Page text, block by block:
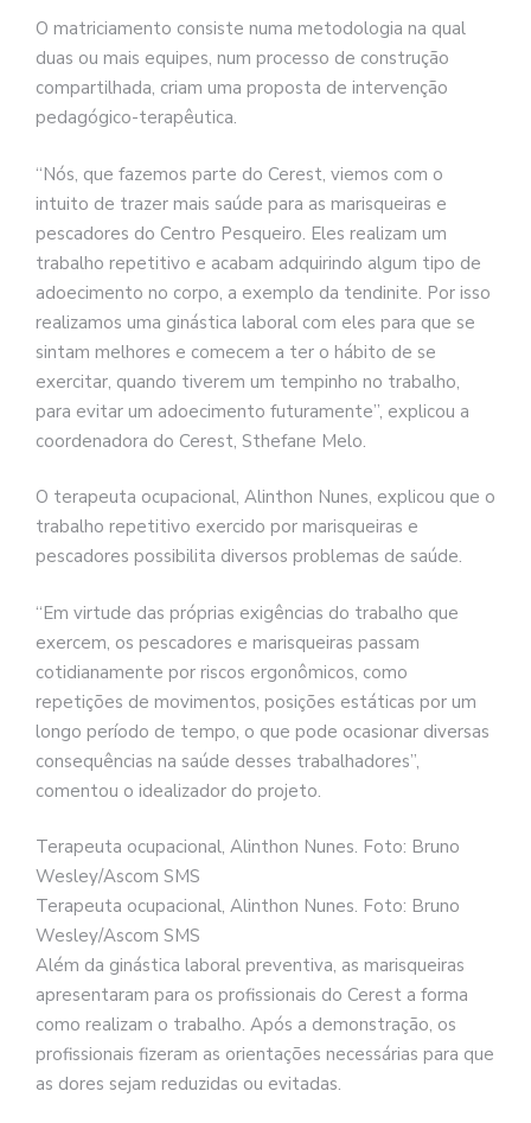
O matriciamento consiste numa metodologia na qual
duas ou mais equipes, num processo de construção
compartilhada, criam uma proposta de intervenção
pedagógico-terapêutica.
“Nós, que fazemos parte do Cerest, viemos com o
intuito de trazer mais saúde para as marisqueiras e
pescadores do Centro Pesqueiro. Eles realizam um
trabalho repetitivo e acabam adquirindo algum tipo de
adoecimento no corpo, a exemplo da tendinite. Por isso
realizamos uma ginástica laboral com eles para que se
sintam melhores e comecem a ter o hábito de se
exercitar, quando tiverem um tempinho no trabalho,
para evitar um adoecimento futuramente”, explicou a
coordenadora do Cerest, Sthefane Melo.
O terapeuta ocupacional, Alinthon Nunes, explicou que o
trabalho repetitivo exercido por marisqueiras e
pescadores possibilita diversos problemas de saúde.
“Em virtude das próprias exigências do trabalho que
exercem, os pescadores e marisqueiras passam
cotidianamente por riscos ergonômicos, como
repetições de movimentos, posições estáticas por um
longo período de tempo, o que pode ocasionar diversas
consequências na saúde desses trabalhadores”,
comentou o idealizador do projeto.
Terapeuta ocupacional, Alinthon Nunes. Foto: Bruno
Wesley/Ascom SMS
Terapeuta ocupacional, Alinthon Nunes. Foto: Bruno
Wesley/Ascom SMS
Além da ginástica laboral preventiva, as marisqueiras
apresentaram para os profissionais do Cerest a forma
como realizam o trabalho. Após a demonstração, os
profissionais fizeram as orientações necessárias para que
as dores sejam reduzidas ou evitadas.